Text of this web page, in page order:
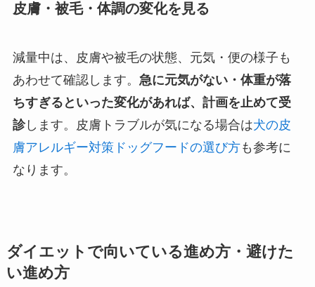
皮膚・被毛・体調の変化を見る
減量中は、皮膚や被毛の状態、元気・便の様子も
あわせて確認します。 急に元気がない・体重が落
ちすぎるといった変化があれば、計画を止めて受
診します。皮膚トラブルが気になる場合は犬の皮
膚アレルギー対策ドッグフードの選び方も参考に
なります。
ダイエットで向いている進め方・避けた
い進め方